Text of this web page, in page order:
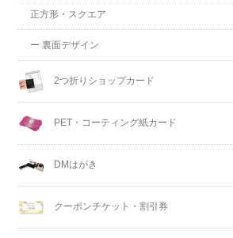
正方形・スクエア
ー 裏面デザイン
2つ折りショップカード
PET・コーティング紙カード
DMはがき
クーポンチケット・割引券